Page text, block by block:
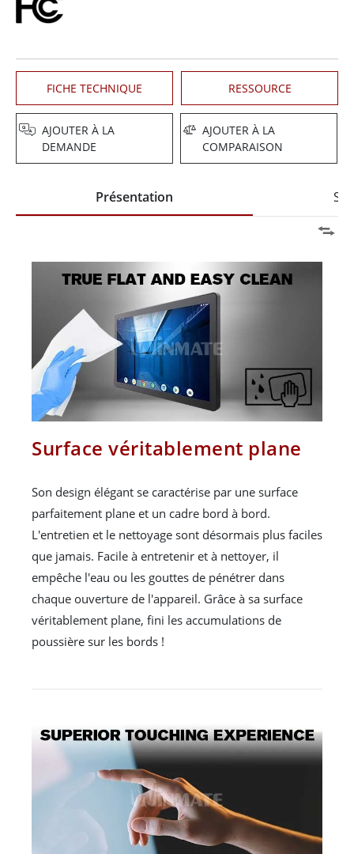
FICHE TECHNIQUE RESSOURCE
AJOUTER À LA
DEMANDE
AJOUTER À LA
COMPARAISON
Présentation
Surface véritablement plane
Son design élégant se caractérise par une surface
parfaitement plane et un cadre bord à bord.
L'entretien et le nettoyage sont désormais plus faciles
que jamais. Facile à entretenir et à nettoyer, il
empêche l'eau ou les gouttes de pénétrer dans
chaque ouverture de l'appareil. Grâce à sa surface
véritablement plane, fini les accumulations de
poussière sur les bords !